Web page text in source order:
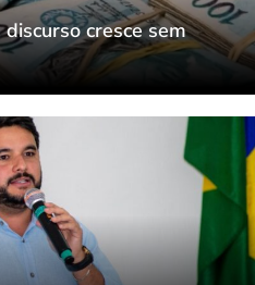
cresce sem